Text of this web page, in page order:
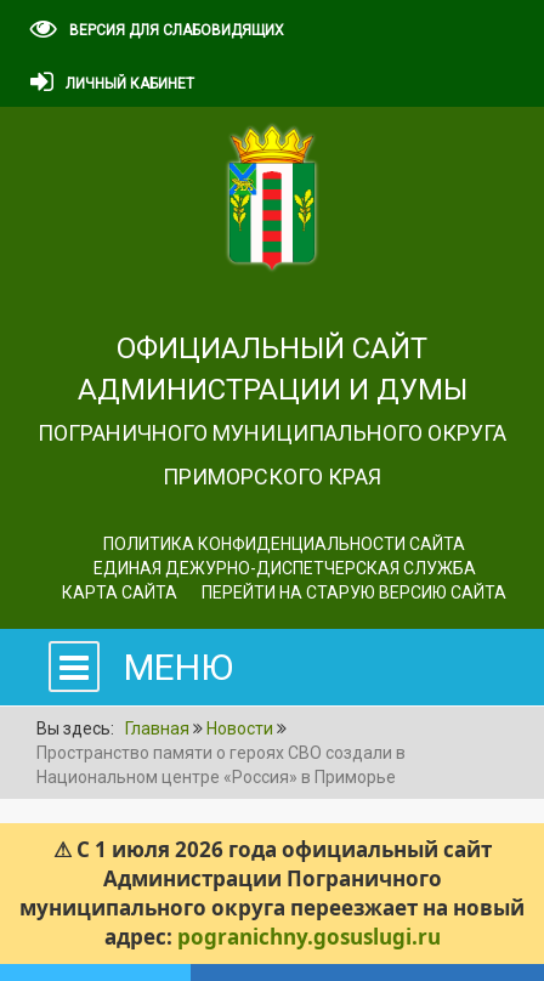
ВЕРСИЯ ДЛЯ СЛАБОВИДЯЩИХ
ЛИЧНЫЙ КАБИНЕТ
ОФИЦИАЛЬНЫЙ САЙТ
АДМИНИСТРАЦИИ И ДУМЫ
ПОГРАНИЧНОГО МУНИЦИПАЛЬНОГО ОКРУГА
ПРИМОРСКОГО КРАЯ
ПОЛИТИКА КОНФИДЕНЦИАЛЬНОСТИ САЙТА
ЕДИНАЯ ДЕЖУРНО-ДИСПЕТЧЕРСКАЯ СЛУЖБА
КАРТА САЙТА
ПЕРЕЙТИ НА СТАРУЮ ВЕРСИЮ САЙТА
МЕНЮ
Вы здесь: Главная
Новости
Пространство памяти о героях СВО создали в
Национальном центре «Россия» в Приморье
⚠ С 1 июля 2026 года официальный сайт
Администрации Пограничного
муниципального округа переезжает на новый
адрес: pogranichny.gosuslugi.ru